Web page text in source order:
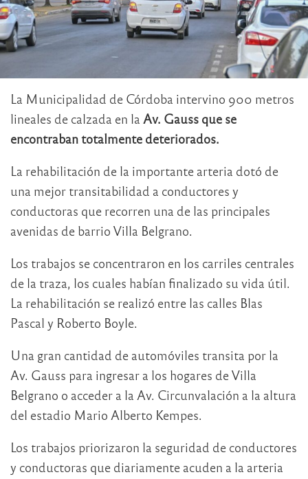
La Municipalidad de Córdoba intervino 900 metros
lineales de calzada en la Av. Gauss que se
encontraban totalmente deteriorados.
La rehabilitación de la importante arteria dotó de
una mejor transitabilidad a conductores y
conductoras que recorren una de las principales
avenidas de barrio Villa Belgrano.
Los trabajos se concentraron en los carriles centrales
de la traza, los cuales habían finalizado su vida útil.
La rehabilitación se realizó entre las calles Blas
Pascal y Roberto Boyle.
Una gran cantidad de automóviles transita por la
Av. Gauss para ingresar a los hogares de Villa
Belgrano o acceder a la Av. Circunvalación a la altura
del estadio Mario Alberto Kempes.
Los trabajos priorizaron la seguridad de conductores
y conductoras que diariamente acuden a la arteria